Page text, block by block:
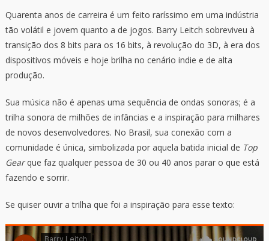
Quarenta anos de carreira é um feito raríssimo em uma indústria
tão volátil e jovem quanto a de jogos. Barry Leitch sobreviveu à
transição dos 8 bits para os 16 bits, à revolução do 3D, à era dos
dispositivos móveis e hoje brilha no cenário indie e de alta
produção.
Sua música não é apenas uma sequência de ondas sonoras; é a
trilha sonora de milhões de infâncias e a inspiração para milhares
de novos desenvolvedores. No Brasil, sua conexão com a
comunidade é única, simbolizada por aquela batida inicial de Top
Gearque faz qualquer pessoa de 30 ou 40 anos parar o que está
fazendo e sorrir.
Se quiser ouvir a trilha que foi a inspiração para esse texto: